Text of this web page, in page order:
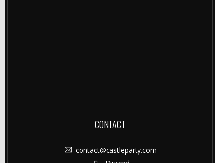
CONTACT
contact@castleparty.com